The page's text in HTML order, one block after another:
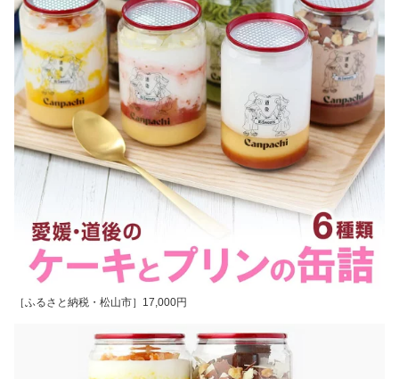
［ふるさと納税・松山市］17,000円